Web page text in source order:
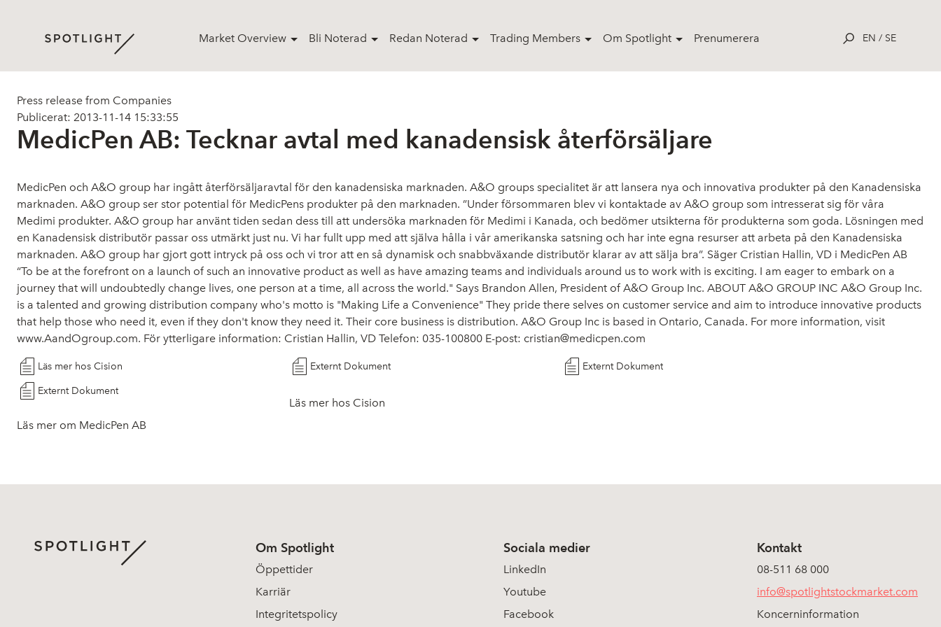
Market Overview Bli Noterad Redan Noterad Trading Members Om Spotlight Prenumerera EN / SE
Press release from Companies
Publicerat: 2013-11-14 15:33:55
MedicPen AB: Tecknar avtal med kanadensisk återförsäljare
MedicPen och A&O group har ingått återförsäljaravtal för den kanadensiska marknaden. A&O groups specialitet är att lansera nya och innovativa produkter på den Kanadensiska
marknaden. A&O group ser stor potential för MedicPens produkter på den marknaden. ”Under försommaren blev vi kontaktade av A&O group som intresserat sig för våra
Medimi produkter. A&O group har använt tiden sedan dess till att undersöka marknaden för Medimi i Kanada, och bedömer utsikterna för produkterna som goda. Lösningen med
en Kanadensisk distributör passar oss utmärkt just nu. Vi har fullt upp med att själva hålla i vår amerikanska satsning och har inte egna resurser att arbeta på den Kanadensiska
marknaden. A&O group har gjort gott intryck på oss och vi tror att en så dynamisk och snabbväxande distributör klarar av att sälja bra”. Säger Cristian Hallin, VD i MedicPen AB
“To be at the forefront on a launch of such an innovative product as well as have amazing teams and individuals around us to work with is exciting. I am eager to embark on a
journey that will undoubtedly change lives, one person at a time, all across the world." Says Brandon Allen, President of A&O Group Inc. ABOUT A&O GROUP INC A&O Group Inc.
is a talented and growing distribution company who's motto is "Making Life a Convenience" They pride there selves on customer service and aim to introduce innovative products
that help those who need it, even if they don't know they need it. Their core business is distribution. A&O Group Inc is based in Ontario, Canada. For more information, visit
www.AandOgroup.com. För ytterligare information: Cristian Hallin, VD Telefon: 035-100800 E-post: cristian@medicpen.com
Läs mer hos Cision Externt Dokument Externt Dokument
Externt Dokument
Läs mer hos Cision
Läs mer om MedicPen AB
Om Spotlight
Öppettider
Karriär
Integritetspolicy
Sociala medier
LinkedIn
Youtube
Facebook
Kontakt
08-511 68 000
info@spotlightstockmarket.com
Koncerninformation